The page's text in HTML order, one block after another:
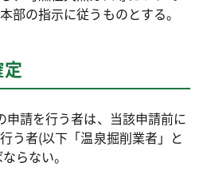
部の指示に従うものとする。
請を行う者は、当該申請前に
う者(以下「温泉掘削業者」と
らない。